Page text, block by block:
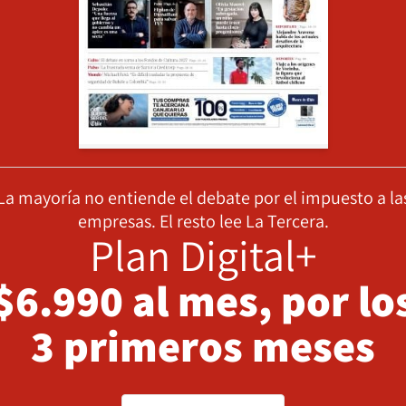
mayoría no entiende el debate por el impuesto a
empresas. El resto lee La Tercera.
Plan Digital+
al mes, por
3 primeros meses